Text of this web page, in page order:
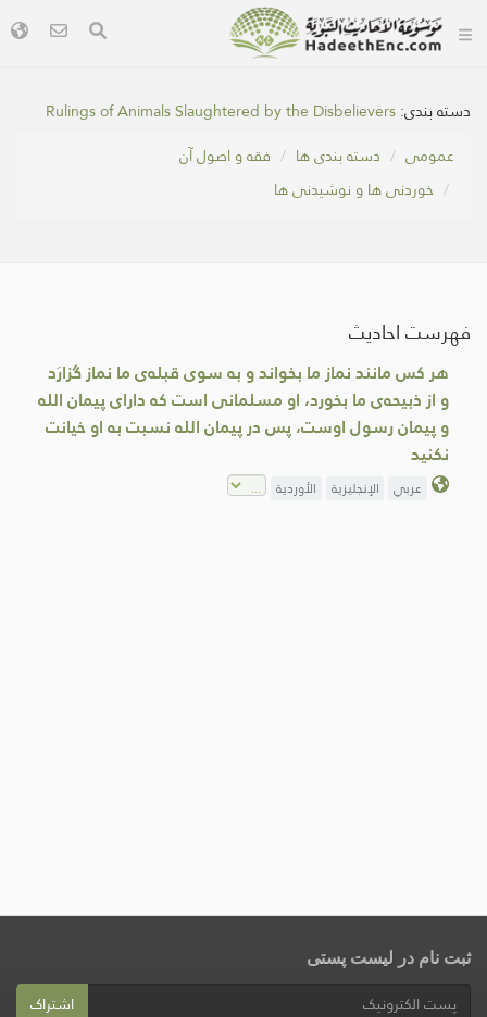
دسته بندی:Rulings of Animals Slaughtered by the Disbelievers
عمومی
دسته بندی ها
فقه و اصول آن
خوردنی ها و نوشیدنی ها
فهرست احادیث
هر کس مانند نماز ما بخواند و به سوی قبله‌ی ما نماز گزارَد
و از ذبیحه‌ی ما بخورد، او مسلمانی است که دارای پیمان الله
و پیمان رسول اوست، پس در پیمان الله نسبت به او خیانت
نکنید
عربي الإنجليزية الأوردية
ثبت نام در لیست پستی
اشتراک